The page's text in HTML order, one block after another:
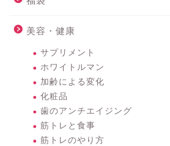
美容・健康
サプリメント
ホワイトルマン
加齢による変化
化粧品
歯のアンチエイジング
筋トレと食事
筋トレのやり方